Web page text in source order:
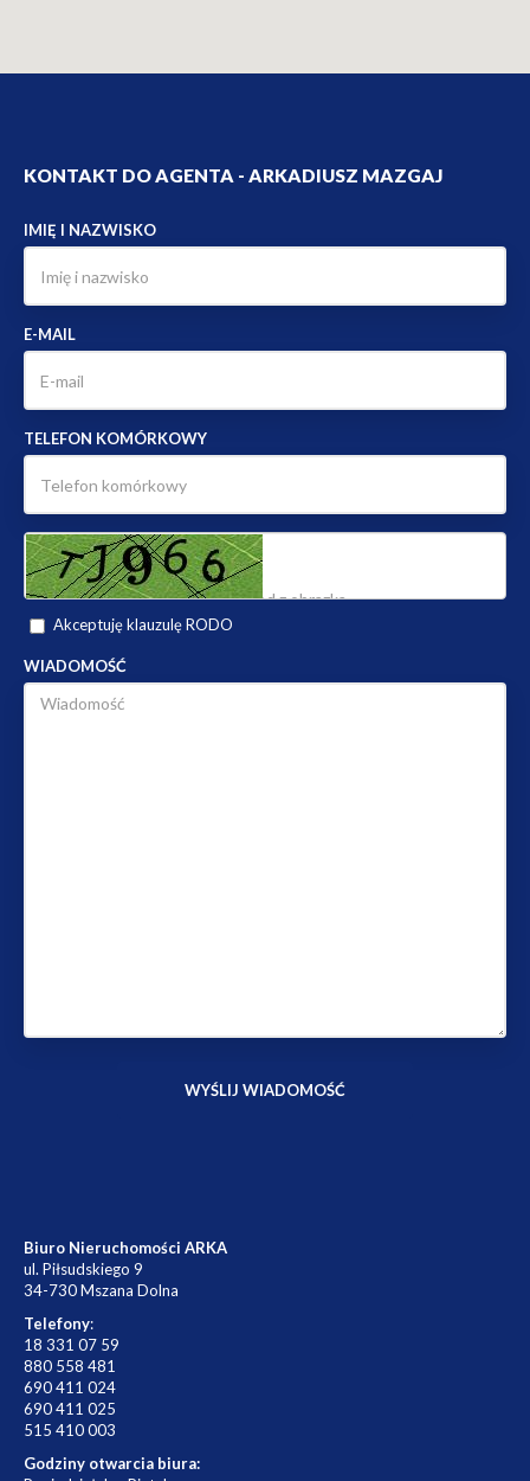
KONTAKT DO AGENTA - ARKADIUSZ MAZGAJ
IMIĘ I NAZWISKO
E-MAIL
TELEFON KOMÓRKOWY
Akceptuję klauzulę RODO
WIADOMOŚĆ
Biuro Nieruchomości ARKA
ul. Piłsudskiego 9
34-730 Mszana Dolna
Telefony:
18 331 07 59
880 558 481
690 411 024
690 411 025
515 410 003
Godziny otwarcia biura: